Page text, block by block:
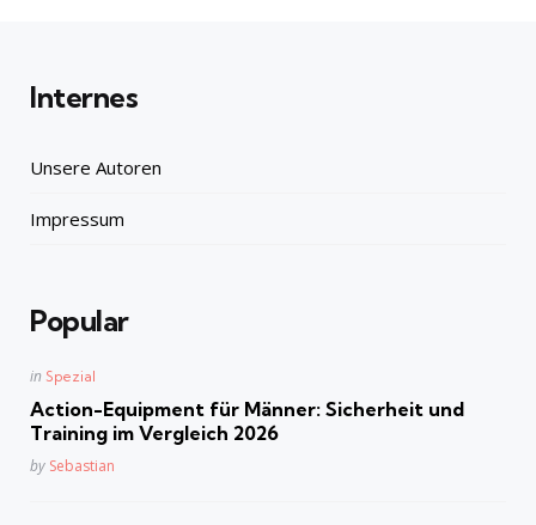
Internes
Unsere Autoren
Impressum
Popular
Posted
in Spezial
Action-Equipment für Männer: Sicherheit und
Training im Vergleich 2026
Posted
by Sebastian